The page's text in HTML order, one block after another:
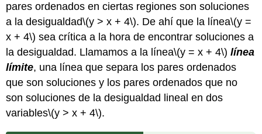
pares ordenados en ciertas regiones son soluciones
a la desigualdad\(y > x + 4\). De ahí que la línea\(y =
x + 4\) sea crítica a la hora de encontrar soluciones a
la desigualdad. Llamamos a la línea\(y = x + 4\) línea
límite, una línea que separa los pares ordenados
que son soluciones y los pares ordenados que no
son soluciones de la desigualdad lineal en dos
variables\(y > x + 4\).